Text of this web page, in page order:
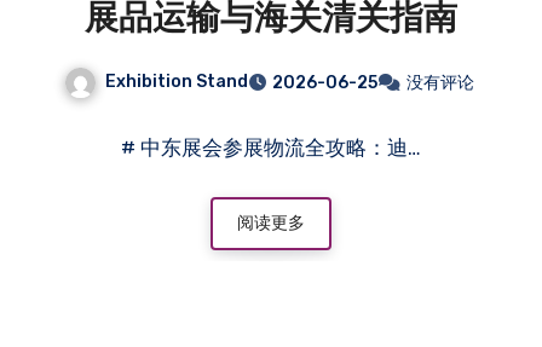
展品运输与海关清关指南
Exhibition Stand 2026-06-25 没有评论
# 中东展会参展物流全攻略：迪…
阅读更多